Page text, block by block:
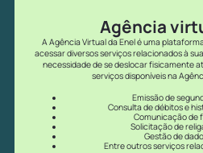
Agência
A Agência Virtual da Enel é uma
acessar diversos serviços relacionados à
necessidade de se deslocar fisicamente
serviços disponíveis na
Emissão de
Consulta de débitos e
Comunicação de
Solicitação de
Gestão de
Entre outros serviços